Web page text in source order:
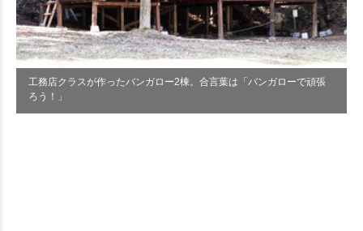
工務店クラスが作ったバンガロー2棟。合言葉は「バンガローで頑張
ろう！」